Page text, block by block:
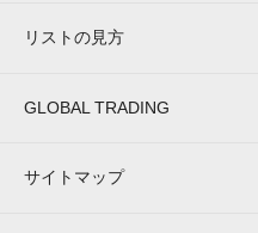
リストの見方
GLOBAL TRADING
サイトマップ